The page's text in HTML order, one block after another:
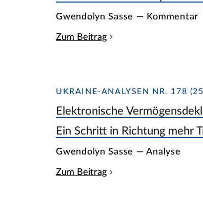
Gwendolyn Sasse — Kommentar
Zum Beitrag
UKRAINE-ANALYSEN NR. 178
Elektronische
Ein Schritt in Richtung mehr
Gwendolyn Sasse — Analyse
Zum Beitrag